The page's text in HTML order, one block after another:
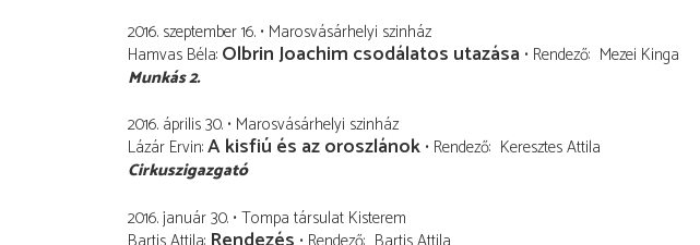
2016. szeptember 16. Marosvásárhelyi szinház
Hamvas Béla Olbrin Joachim csodálatos utazása Rendező Mezei Kinga
Munkás 2.
2016. április 30. Marosvásárhelyi szinház
Lázár Ervin A kisfiú és az oroszlánok Rendező Keresztes Attila
Cirkuszigazgató
2016. január 30. Tompa társulat Kisterem